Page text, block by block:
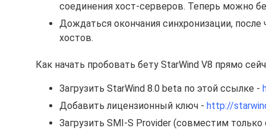
соединения хост-серверов. Теперь можно
Дождаться окончания синхронизации,
хостов.
Как начать пробовать бету StarWind V8 прямо
Загрузить StarWind 8.0 beta по этой ссылке -
Добавить лицензионный ключ - http://
Загрузить SMI-S Provider (совместим только